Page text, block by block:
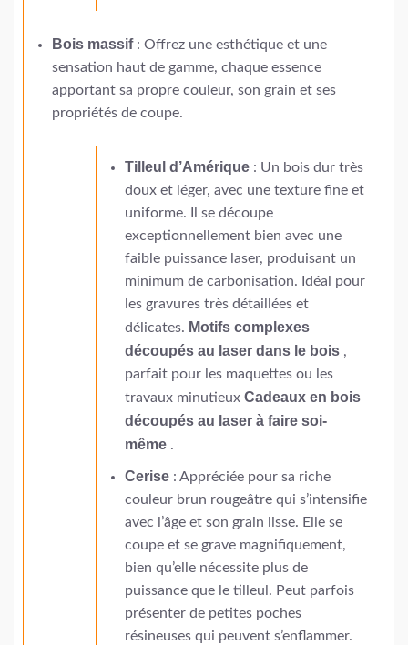
Bois massif: Offrez une esthétique et une
sensation haut de gamme, chaque essence
apportant sa propre couleur, son grain et ses
propriétés de coupe.
Tilleul d’Amérique: Un bois dur très
doux et léger, avec une texture fine et
uniforme. Il se découpe
exceptionnellement bien avec une
faible puissance laser, produisant un
minimum de carbonisation. Idéal pour
les gravures très détaillées et
délicates. Motifs complexes
découpés au laser dans le bois,
parfait pour les maquettes ou les
travaux minutieux Cadeaux en bois
découpés au laser à faire soi-
même.
Cerise: Appréciée pour sa riche
couleur brun rougeâtre qui s’intensifie
avec l’âge et son grain lisse. Elle se
coupe et se grave magnifiquement,
bien qu’elle nécessite plus de
puissance que le tilleul. Peut parfois
présenter de petites poches
résineuses qui peuvent s’enflammer.